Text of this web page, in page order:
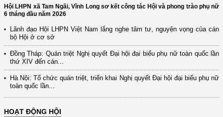
Hội LHPN xã Tam Ngãi, Vĩnh Long sơ kết công tác Hội và phong trào phụ nữ
6 tháng đầu năm 2026
Lãnh đạo Hội LHPN Việt Nam lắng nghe tâm tư, nguyện vọng của cán
bộ Hội ở cơ sở
Đồng Tháp: Quán triệt Nghị quyết Đại hội đại biểu phụ nữ toàn quốc lần
thứ XIV đến cán...
Hà Nội: Tổ chức quán triệt, triển khai Nghị quyết Đại hội đại biểu phụ nữ
toàn quốc lần...
HOẠT ĐỘNG HỘI